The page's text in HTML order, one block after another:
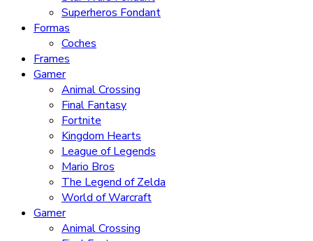
Superheros Fondant
Formas
Coches
Frames
Gamer
Animal Crossing
Final Fantasy
Fortnite
Kingdom Hearts
League of Legends
Mario Bros
The Legend of Zelda
World of Warcraft
Gamer
Animal Crossing